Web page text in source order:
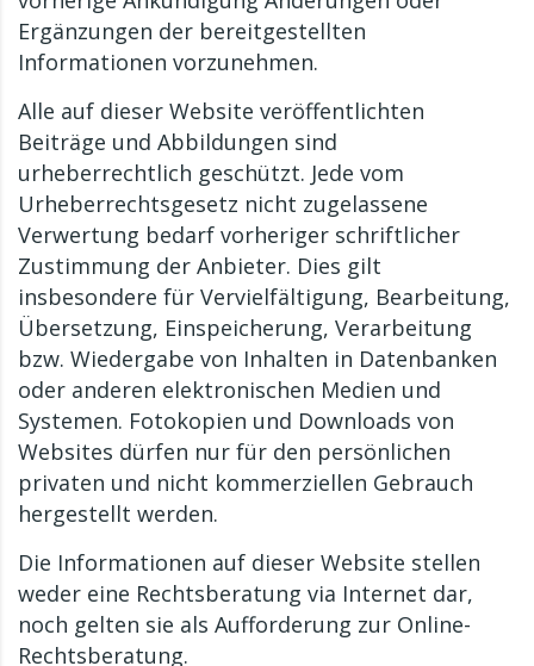
Ergänzungen der bereitgestellten
Informationen vorzunehmen.
Alle auf dieser Website veröffentlichten
Beiträge und Abbildungen sind
urheberrechtlich geschützt. Jede vom
Urheberrechtsgesetz nicht zugelassene
Verwertung bedarf vorheriger schriftlicher
Zustimmung der Anbieter. Dies gilt
insbesondere für Vervielfältigung, Bearbeitung,
Übersetzung, Einspeicherung, Verarbeitung
bzw. Wiedergabe von Inhalten in Datenbanken
oder anderen elektronischen Medien und
Systemen. Fotokopien und Downloads von
Websites dürfen nur für den persönlichen
privaten und nicht kommerziellen Gebrauch
hergestellt werden.
Die Informationen auf dieser Website stellen
weder eine Rechtsberatung via Internet dar,
noch gelten sie als Aufforderung zur Online-
Rechtsberatung.